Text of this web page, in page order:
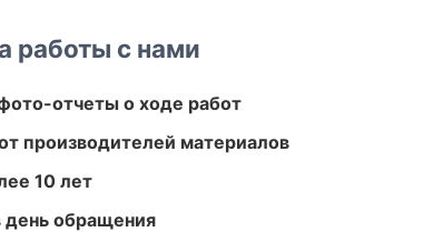
работы с нами
отчеты о ходе работ
производителей материалов
10 лет
день обращения